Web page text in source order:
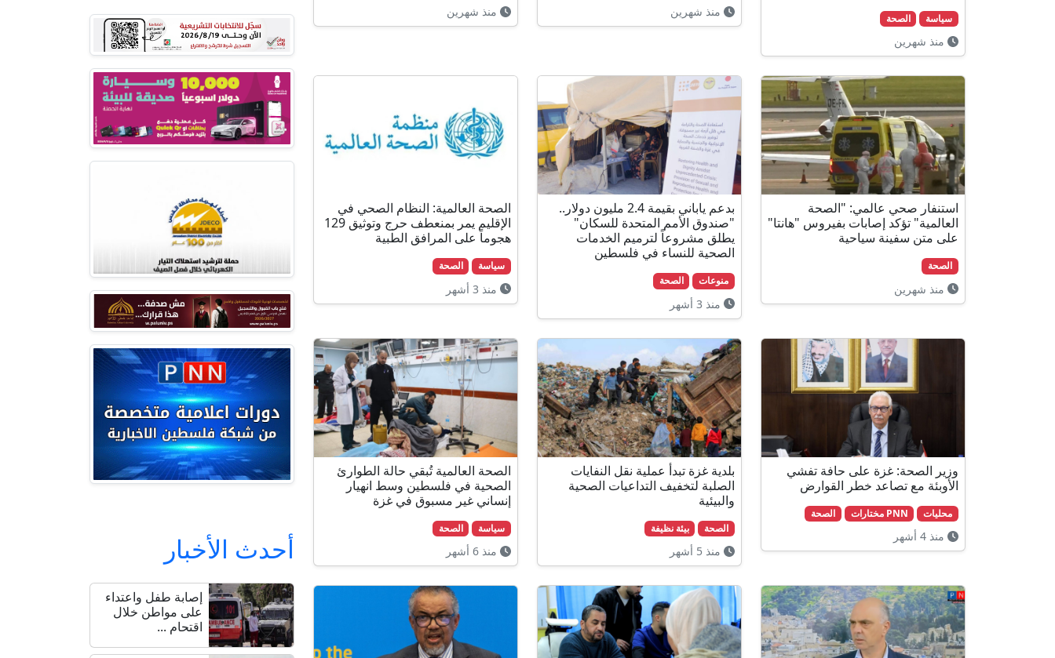
سياسة الصحة
منذ شهرين
منذ شهرين منذ شهرين
استنفار صحي عالمي: "الصحة
العالمية" تؤكد إصابات بفيروس "هانتا"
على متن سفينة سياحية
الصحة
منذ شهرين
بدعم ياباني بقيمة 2.4 مليون دولار..
"صندوق الأمم المتحدة للسكان"
يطلق مشروعاً لترميم الخدمات
الصحية للنساء في فلسطين
منوعات الصحة
منذ 3 أشهر
الصحة العالمية: النظام الصحي في
الإقليم يمر بمنعطف حرج وتوثيق 129
هجوماً على المرافق الطبية
سياسة الصحة
منذ 3 أشهر
وزير الصحة: غزة على حافة تفشي
الأوبئة مع تصاعد خطر القوارض
محليات PNN مختارات الصحة
منذ 4 أشهر
بلدية غزة تبدأ عملية نقل النفايات
الصلبة لتخفيف التداعيات الصحية
والبيئية
الصحة بيئة نظيفة
منذ 5 أشهر
الصحة العالمية تُبقي حالة الطوارئ
الصحية في فلسطين وسط انهيار
إنساني غير مسبوق في غزة
سياسة الصحة
منذ 6 أشهر أحدث الأخبار
إصابة طفل واعتداء
على مواطن خلال
اقتحام ...